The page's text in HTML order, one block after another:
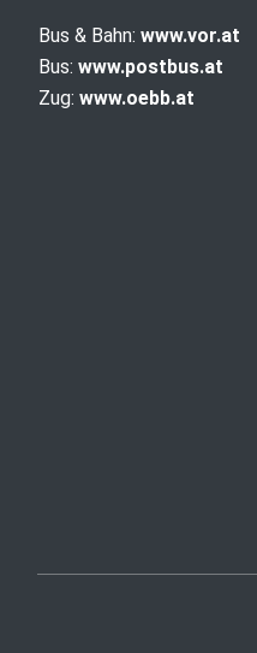
Bus & Bahn: www.vor.at
Bus: www.postbus.at
Zug: www.oebb.at